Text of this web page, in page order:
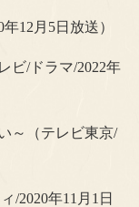
12月5日放送）
ビ/ドラマ/2022年
～（テレビ東京/
/2020年11月1日